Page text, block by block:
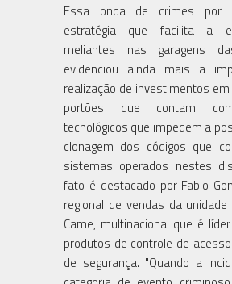
Essa onda de crimes por
estratégia que facilita a
meliantes nas garagens
evidenciou ainda mais a
realização de investimentos
portões que contam
tecnológicos que impedem a
clonagem dos códigos que
sistemas operados nestes
fato é destacado por Fabio
regional de vendas da
Came, multinacional que é
produtos de controle de
de segurança. "Quando a